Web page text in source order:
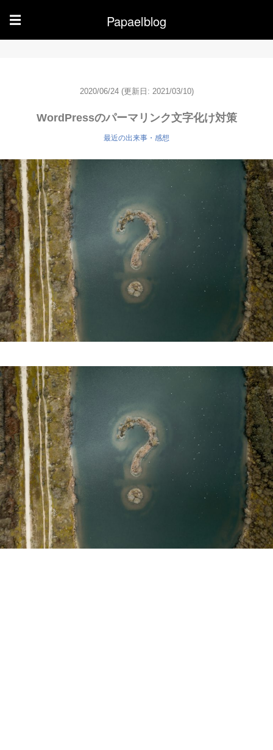
☰ Papaelblog
2020/06/24 (更新日: 2021/03/10)
WordPressのパーマリンク文字化け対策
最近の出来事・感想